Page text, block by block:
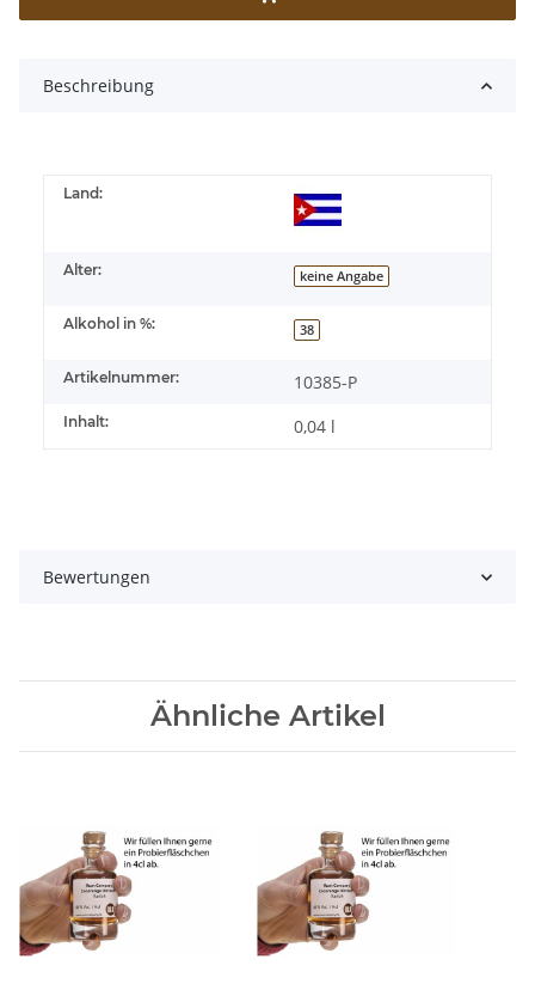
Beschreibung
Land:
Alter: keine Angabe
Alkohol in %: 38
Artikelnummer: 10385-P
Inhalt: 0,04 l
Bewertungen
Ähnliche Artikel